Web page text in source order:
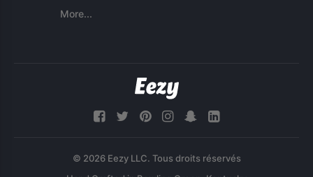
More...
© 2026 Eezy LLC. Tous droits réservés